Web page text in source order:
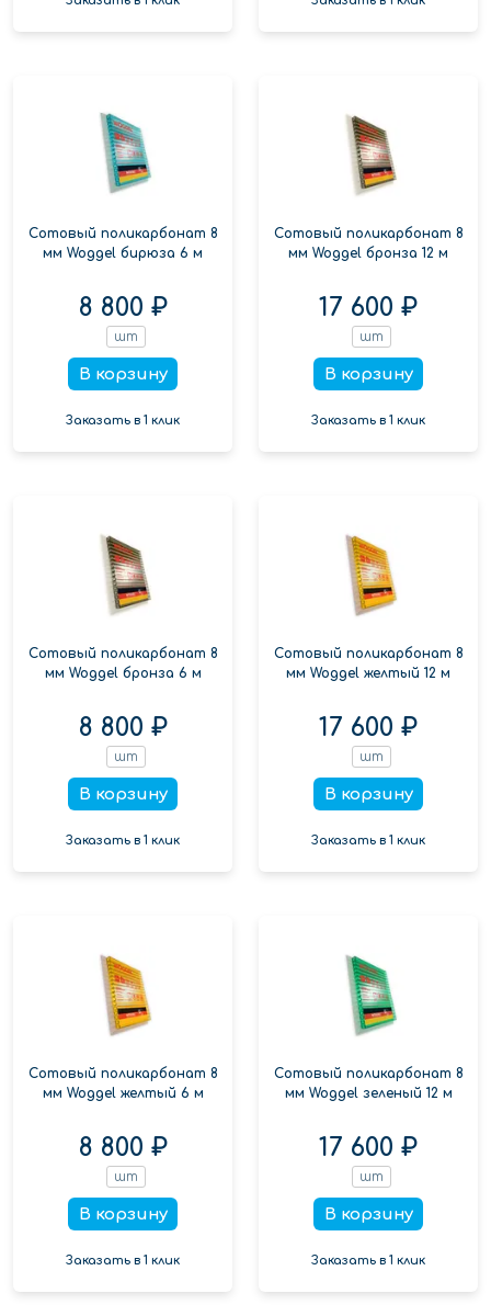
Сотовый поликарбонат 8
мм Woggel бирюза 6 м
8 800 ₽
шт
В корзину
Заказать в 1 клик
Сотовый поликарбонат 8
мм Woggel бронза 12 м
17 600 ₽
шт
В корзину
Заказать в 1 клик
Сотовый поликарбонат 8
мм Woggel бронза 6 м
8 800 ₽
шт
В корзину
Заказать в 1 клик
Сотовый поликарбонат 8
мм Woggel желтый 12 м
17 600 ₽
шт
В корзину
Заказать в 1 клик
Сотовый поликарбонат 8
мм Woggel желтый 6 м
8 800 ₽
шт
В корзину
Заказать в 1 клик
Сотовый поликарбонат 8
мм Woggel зеленый 12 м
17 600 ₽
шт
В корзину
Заказать в 1 клик